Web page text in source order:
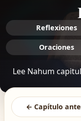
Reflexiones
Oraciones
Lee Nahum
← Capítulo